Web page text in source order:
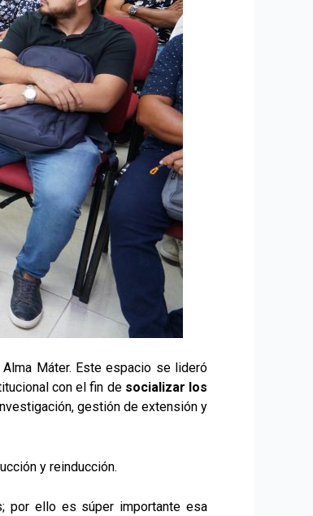
Máter. Este espacio se lideró
con el fin de socializar los
gestión de extensión y
y reinducción.
por ello es súper importante esa